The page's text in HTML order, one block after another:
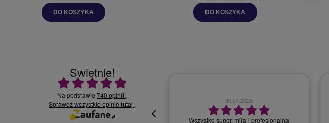
DO KOSZYKA DO KOSZYKA
Świetnie!
Ocena średnia 4.9 na 5
Na podstawie 740 opinii .
Sprawdź wszystkie opinie tutaj .
30.07.2026 30.07.2026
Wszystko super, miła i profesjonalna